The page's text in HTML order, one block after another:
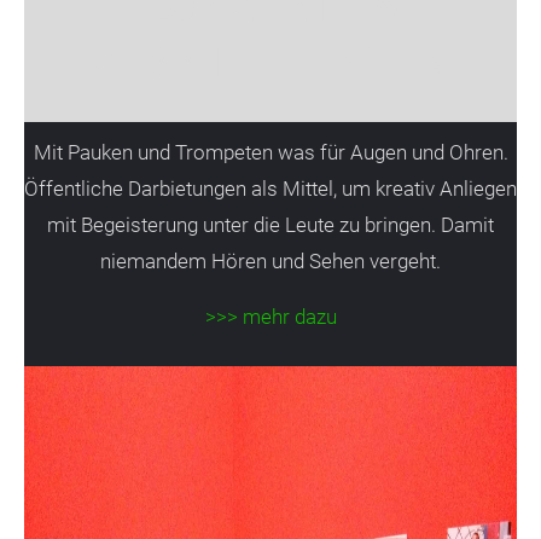
Mit Pauken und Trompeten was für Augen und Ohren.
Öffentliche Darbietungen als Mittel, um kreativ Anliegen
mit Begeisterung unter die Leute zu bringen. Damit
niemandem Hören und Sehen vergeht.
>>> mehr dazu